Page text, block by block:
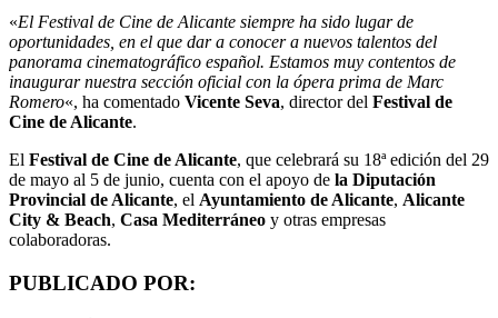
«El Festival de Cine de Alicante siempre ha sido lugar de
oportunidades, en el que dar a conocer a nuevos talentos del
panorama cinematográfico español. Estamos muy contentos de
inaugurar nuestra sección oficial con la ópera prima de Marc
Romero«, ha comentado Vicente Seva, director del Festival de
Cine de Alicante.
El Festival de Cine de Alicante, que celebrará su 18ª edición del 29
de mayo al 5 de junio, cuenta con el apoyo de la Diputación
Provincial de Alicante, el Ayuntamiento de Alicante, Alicante
City & Beach, Casa Mediterráneo y otras empresas
colaboradoras.
PUBLICADO POR: